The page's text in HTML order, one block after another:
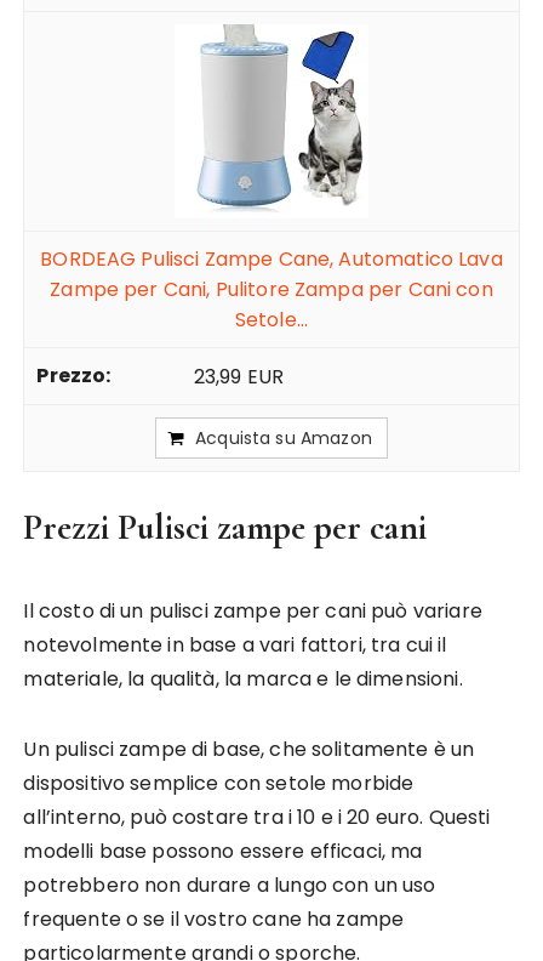
BORDEAG Pulisci Zampe Cane, Automatico Lava
Zampe per Cani, Pulitore Zampa per Cani con
Setole...
23,99 EUR
Acquista su Amazon
Prezzi Pulisci zampe per cani
Il costo di un pulisci zampe per cani può variare
notevolmente in base a vari fattori, tra cui il
materiale, la qualità, la marca e le dimensioni.
Un pulisci zampe di base, che solitamente è un
dispositivo semplice con setole morbide
all’interno, può costare tra i 10 e i 20 euro. Questi
modelli base possono essere efficaci, ma
potrebbero non durare a lungo con un uso
frequente o se il vostro cane ha zampe
particolarmente grandi o sporche.